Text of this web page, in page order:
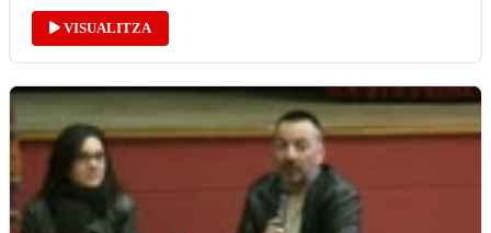
VISUALITZA